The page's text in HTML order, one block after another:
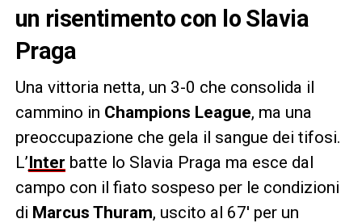
un risentimento con lo Slavia
Praga
Una vittoria netta, un 3-0 che consolida il
cammino in Champions League, ma una
preoccupazione che gela il sangue dei tifosi.
L’Inter batte lo Slavia Praga ma esce dal
campo con il fiato sospeso per le condizioni
di Marcus Thuram, uscito al 67′ per un